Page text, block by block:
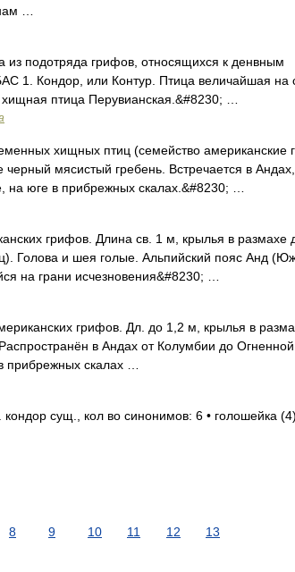
…
подотряда грифов, относящихся к денвным
1. Кондор, или Контур. Птица величайшая на
птица Перувианская.&#8230; …
хищных птиц (семейство американские
мясистый гребень. Встречается в
на юге в прибрежных скалах.&#8230; …
грифов. Длина св. 1 м, крылья в размахе
Голова и шея голые. Альпийский пояс Анд
на грани исчезновения&#8230; …
грифов. Дл. до 1,2 м, крылья в
в Андах от Колумбии до
скалах …
сущ., кол во синонимов: 6 • голошейка
8 9 10 11 12 13